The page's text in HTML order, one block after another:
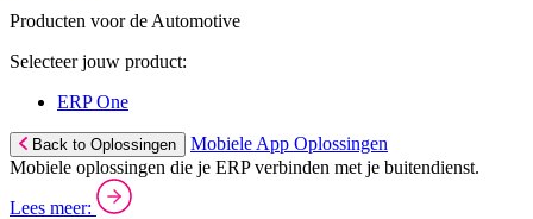
Producten voor de Automotive
Selecteer jouw product:
ERP One
Back to Oplossingen
Mobiele App Oplossingen
Mobiele oplossingen die je ERP verbinden met je buitendienst.
Lees meer: